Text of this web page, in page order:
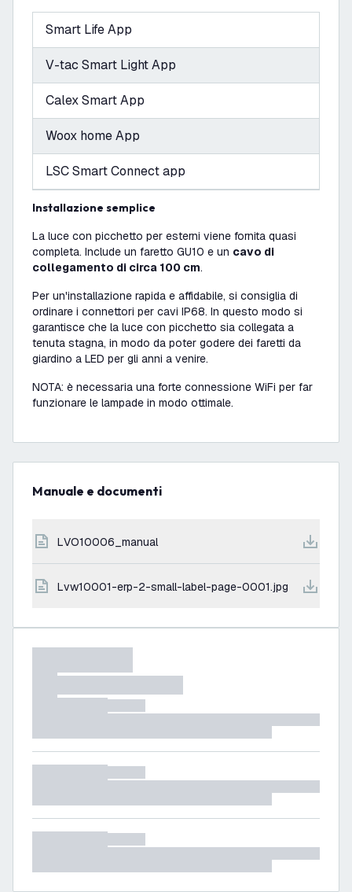
Smart Life App
V-tac Smart Light App
Calex Smart App
Woox home App
LSC Smart Connect app
Installazione semplice
La luce con picchetto per esterni viene fornita quasi
completa. Include un faretto GU10 e un cavo di
collegamento di circa 100 cm.
Per un'installazione rapida e affidabile, si consiglia di
ordinare i connettori per cavi IP68. In questo modo si
garantisce che la luce con picchetto sia collegata a
tenuta stagna, in modo da poter godere dei faretti da
giardino a LED per gli anni a venire.
NOTA: è necessaria una forte connessione WiFi per far
funzionare le lampade in modo ottimale.
Manuale e documenti
LVO10006_manual
lvw10001-erp-2-small-label-page-0001.jpg